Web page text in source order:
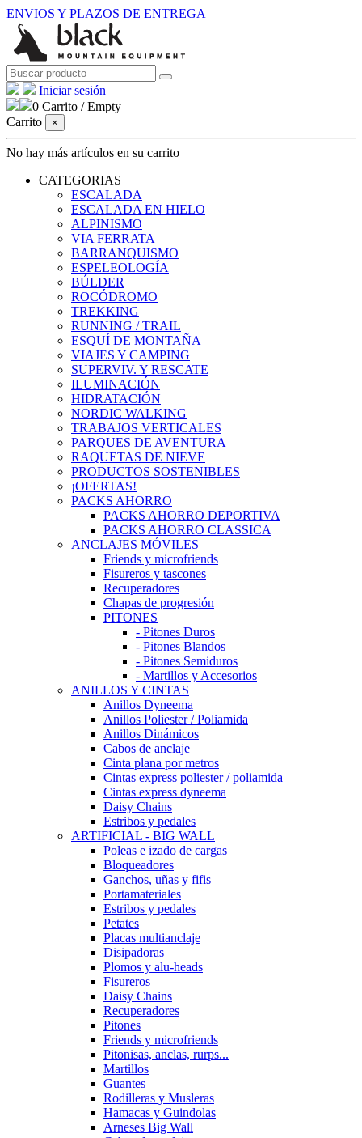
ENVIOS Y PLAZOS DE ENTREGA
Iniciar sesión
0 Carrito /Empty
Carrito
×
No hay más artículos en su carrito
CATEGORIAS
ESCALADA
ESCALADA EN HIELO
ALPINISMO
VIA FERRATA
BARRANQUISMO
ESPELEOLOGÍA
BÚLDER
ROCÓDROMO
TREKKING
RUNNING / TRAIL
ESQUÍ DE MONTAÑA
VIAJES Y CAMPING
SUPERVIV. Y RESCATE
ILUMINACIÓN
HIDRATACIÓN
NORDIC WALKING
TRABAJOS VERTICALES
PARQUES DE AVENTURA
RAQUETAS DE NIEVE
PRODUCTOS SOSTENIBLES
¡OFERTAS!
PACKS AHORRO
PACKS AHORRO DEPORTIVA
PACKS AHORRO CLASSICA
ANCLAJES MÓVILES
Friends y microfriends
Fisureros y tascones
Recuperadores
Chapas de progresión
PITONES
- Pitones Duros
- Pitones Blandos
- Pitones Semiduros
- Martillos y Accesorios
ANILLOS Y CINTAS
Anillos Dyneema
Anillos Poliester / Poliamida
Anillos Dinámicos
Cabos de anclaje
Cinta plana por metros
Cintas express poliester / poliamida
Cintas express dyneema
Daisy Chains
Estribos y pedales
ARTIFICIAL - BIG WALL
Poleas e izado de cargas
Bloqueadores
Ganchos, uñas y fifis
Portamateriales
Estribos y pedales
Petates
Placas multianclaje
Disipadoras
Plomos y alu-heads
Fisureros
Daisy Chains
Recuperadores
Pitones
Friends y microfriends
Pitonisas, anclas, rurps...
Martillos
Guantes
Rodilleras y Musleras
Hamacas y Guindolas
Arneses Big Wall